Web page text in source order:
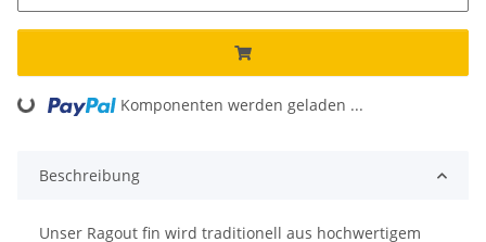
Loading... Komponenten werden geladen ...
Beschreibung
Unser Ragout fin wird traditionell aus hochwertigem